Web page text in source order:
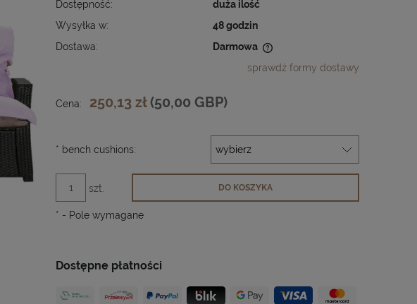
Dostępność:
duża ilość
Wysyłka w:
48 godzin
Dostawa:
Darmowa
sprawdź formy dostawy
Dostępne płatności
Cena: 250,13 zł (50,00 GBP)
* bench cushions:
szt. DO KOSZYKA
* - Pole wymagane